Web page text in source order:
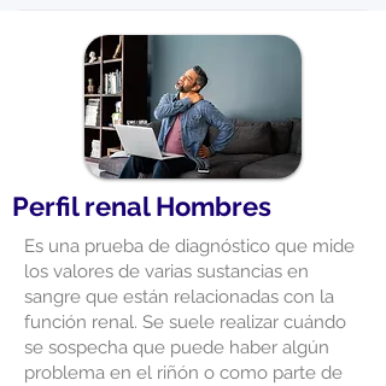
Perfil renal Hombres
Es una prueba de diagnóstico que mide
los valores de varias sustancias en
sangre que están relacionadas con la
función renal. Se suele realizar cuándo
se sospecha que puede haber algún
problema en el riñón o como parte de